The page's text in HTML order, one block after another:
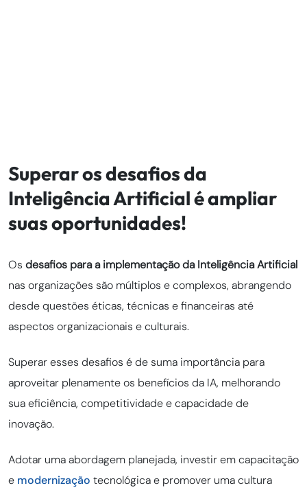
Superar os desafios da
Inteligência Artificial é ampliar
suas oportunidades!
Os desafios para a implementação da Inteligência Artificial
nas organizações são múltiplos e complexos, abrangendo
desde questões éticas, técnicas e financeiras até
aspectos organizacionais e culturais.
Superar esses desafios é de suma importância para
aproveitar plenamente os benefícios da IA, melhorando
sua eficiência, competitividade e capacidade de
inovação.
Adotar uma abordagem planejada, investir em capacitação
e modernização tecnológica e promover uma cultura